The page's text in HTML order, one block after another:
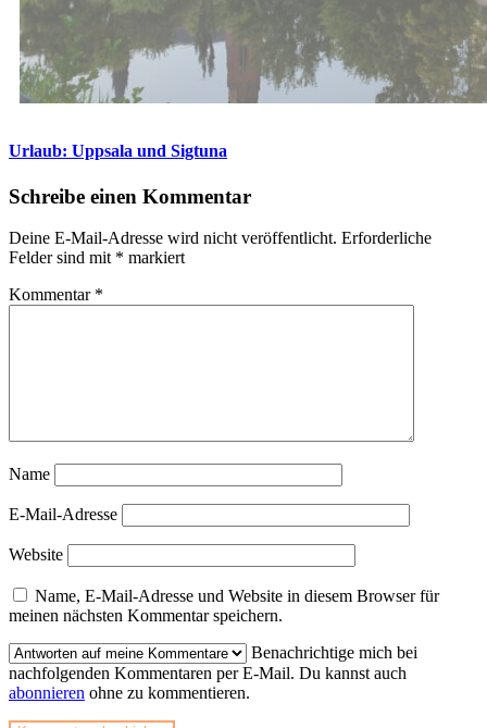
Urlaub: Uppsala und Sigtuna
Schreibe einen Kommentar
Deine E-Mail-Adresse wird nicht veröffentlicht. Erforderliche
Felder sind mit * markiert
Kommentar *
Name
E-Mail-Adresse
Website
Name, E-Mail-Adresse und Website in diesem Browser für
meinen nächsten Kommentar speichern.
Benachrichtige mich bei
nachfolgenden Kommentaren per E-Mail. Du kannst auch
abonnieren ohne zu kommentieren.